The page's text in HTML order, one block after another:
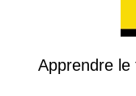
Apprendre le